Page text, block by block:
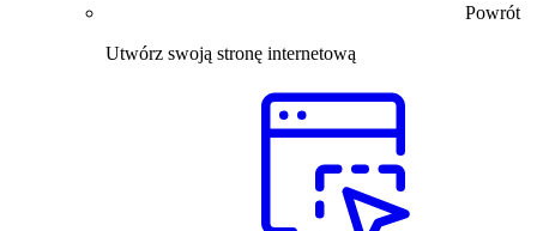
Powrót
Utwórz swoją stronę internetową